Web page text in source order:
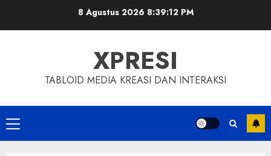
8 Agustus 2026 8:39:13 PM
XPRESI
TABLOID MEDIA KREASI DAN INTERAKSI
Primary
Menu